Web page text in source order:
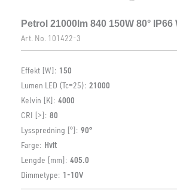
Petrol 21000lm 840 150W 80° IP66
Art. No. 101422-3
Effekt [W]: 150
Lumen LED (Tc=25): 21000
Kelvin [K]: 4000
CRI [>]: 80
Lysspredning [°]: 90°
Farge: Hvit
Lengde [mm]: 405.0
Dimmetype: 1-10V